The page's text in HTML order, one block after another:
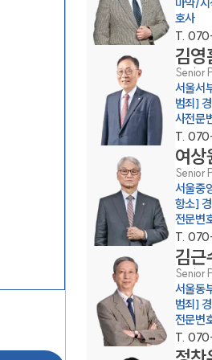
그룹소개
그룹소개
대륜의 강점
오시는 길
글로벌 파트너 로펌
고객의 소리
호사
T.
김영
Senior
서울서
범죄]
사전문
T.
여상
Senior
서울중
항소]
전문변
T.
김근
Senior
서울동
범죄]
전문변
T.